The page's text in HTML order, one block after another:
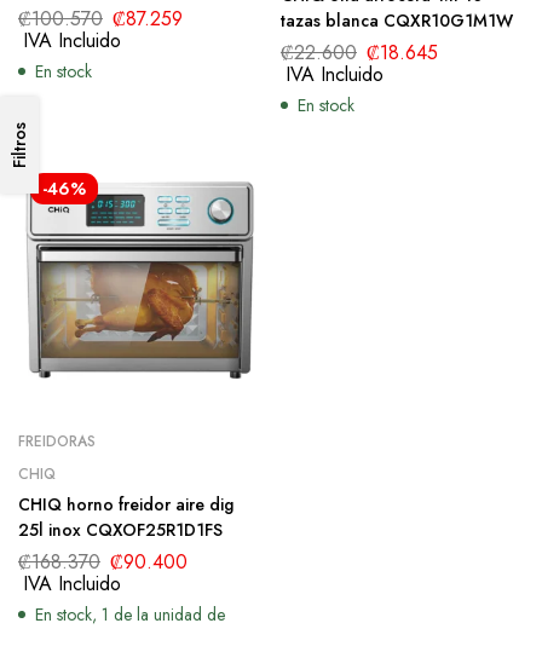
Filtros
CQXAO03G1T1B
₡100.570 ₡87.259
IVA Incluido
En stock
tazas blanca CQXR10G1M1W
₡22.600 ₡18.645
IVA Incluido
En stock
-46%
FREIDORAS
CHIQ
CHIQ horno freidor aire dig
25l inox CQXOF25R1D1FS
₡168.370 ₡90.400
IVA Incluido
En stock, 1 de la unidad de